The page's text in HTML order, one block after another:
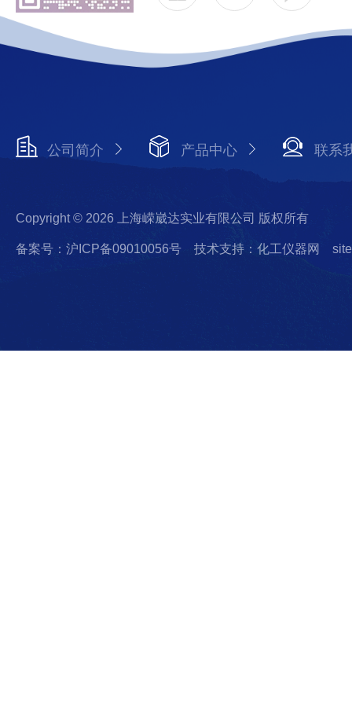
公司简介 产品中心 联系
Copyright © 2026 上海嵘崴达实业有限公司 版权所有
备案号：沪ICP备09010056号 技术支持：化工仪器网